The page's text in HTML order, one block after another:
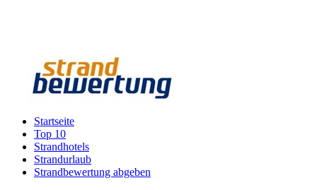
Startseite
Top 10
Strandhotels
Strandurlaub
Strandbewertung abgeben